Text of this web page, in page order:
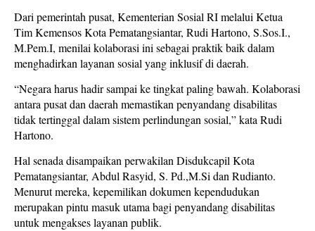
Dari pemerintah pusat, Kementerian Sosial RI melalui Ketua
Tim Kemensos Kota Pematangsiantar, Rudi Hartono, S.Sos.I.,
M.Pem.I, menilai kolaborasi ini sebagai praktik baik dalam
menghadirkan layanan sosial yang inklusif di daerah.
“Negara harus hadir sampai ke tingkat paling bawah. Kolaborasi
antara pusat dan daerah memastikan penyandang disabilitas
tidak tertinggal dalam sistem perlindungan sosial,” kata Rudi
Hartono.
Hal senada disampaikan perwakilan Disdukcapil Kota
Pematangsiantar, Abdul Rasyid, S. Pd.,M.Si dan Rudianto.
Menurut mereka, kepemilikan dokumen kependudukan
merupakan pintu masuk utama bagi penyandang disabilitas
untuk mengakses layanan publik.